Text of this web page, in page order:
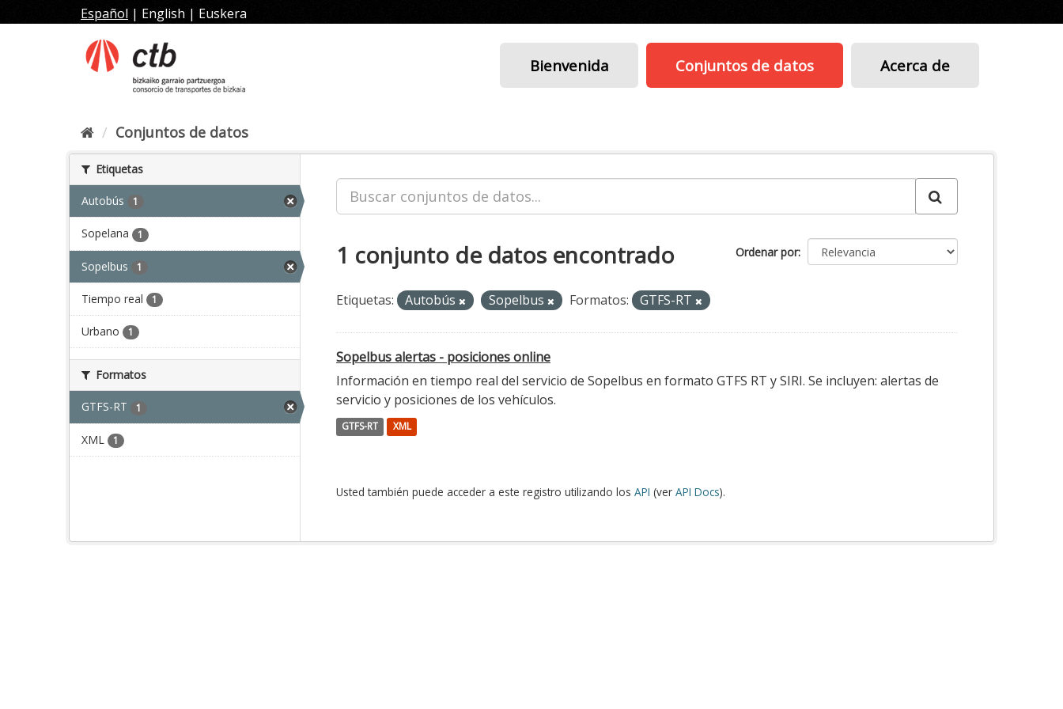
al
Español | English | Euskera
Bienvenida Conjuntos de datos Acerca de
Conjuntos de datos
Etiquetas
Autobús 1
Sopelana 1
Sopelbus 1
Tiempo real 1
Urbano 1
Formatos
GTFS-RT 1
XML 1
Ordenar por
1 conjunto de datos encontrado
Etiquetas: Autobús Sopelbus Formatos: GTFS-RT
Sopelbus alertas - posiciones online
Información en tiempo real del servicio de Sopelbus en formato GTFS RT y SIRI. Se incluyen: alertas de
servicio y posiciones de los vehículos.
GTFS-RT XML
Usted también puede acceder a este registro utilizando los API (ver API Docs).